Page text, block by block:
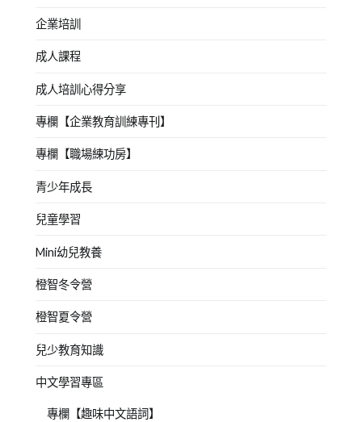
企業培訓
成人課程
成人培訓心得分享
專欄【企業教育訓練專刊】
專欄【職場練功房】
青少年成長
兒童學習
Mini幼兒教養
橙智冬令營
橙智夏令營
兒少教育知識
中文學習專區
專欄【趣味中文語詞】